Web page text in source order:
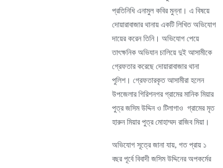
প্রতিনিধি এনামুল কবির মুন্না। এ বিষয়ে
দোয়ারাবাজার থানায় একটি লিখিত অভিযোগ
দায়ের করেন তিনি। অভিযোগ পেয়ে
তাৎক্ষনিক অভিযান চালিয়ে দুই আসামীকে
গ্রেফতার করেছে দোয়ারাবাজার থানা
পুলিশ। গ্রেফতারকৃত আসামীরা হলেন
উপজেলার গিরিশনগর গ্রামের মানিক মিয়ার
পুত্র জসিম উদ্দিন ও টিলাগাও গ্রামের মৃত
হারুন মিয়ার পুত্র মোহাম্মদ রাজিব মিয়া।
অভিযোগ সূত্রে জানা যায়, গত প্রায় ১
বছর পূর্বে বিবাদী জসিম উদ্দিনের অপকর্মের